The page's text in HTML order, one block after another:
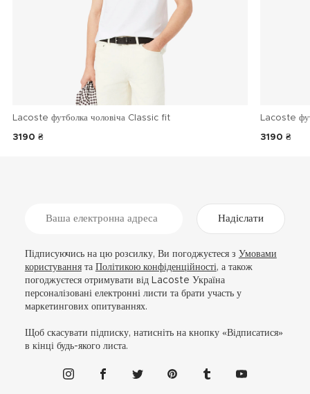
Lacoste футболка чоловіча Classic fit
3190 ₴
Lacoste
3190 ₴
Надіслати
Підписуючись на цю розсилку, Ви погоджуєтеся з Умовами
користуваннята Політикою конфіденційності, а також
погоджуєтеся отримувати від Lacoste Україна
персоналізовані електронні листи та брати участь у
маркетингових опитуваннях.
Щоб скасувати підписку, натисніть на кнопку «Відписатися»
в кінці будь-якого листа.